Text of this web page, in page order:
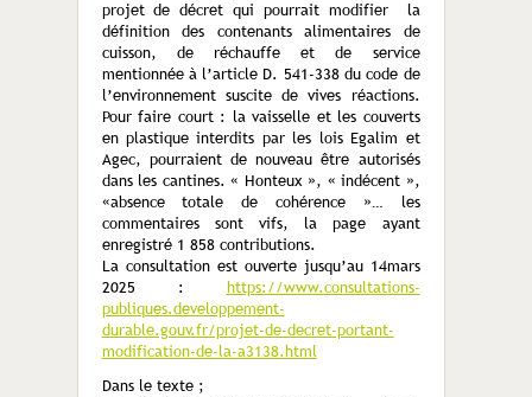
projet de décret qui pourrait modifier la
définition des contenants alimentaires de
cuisson, de réchauffe et de service
mentionnée à l’article D. 541-338 du code de
l’environnement suscite de vives réactions.
Pour faire court : la vaisselle et les couverts
en plastique interdits par les lois Egalim et
Agec, pourraient de nouveau être autorisés
dans les cantines. « Honteux », « indécent »,
«absence totale de cohérence »… les
commentaires sont vifs, la page ayant
enregistré 1 858 contributions.
La consultation est ouverte jusqu’au 14mars
2025 :
https://www.consultations-
publiques.developpement-
durable.gouv.fr/projet-de-decret-portant-
modification-de-la-a3138.html
Dans le texte ;